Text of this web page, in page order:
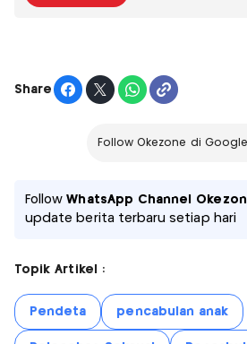
Share
Follow Okezone di
FollowWhatsApp Channel
update berita terbaru setiap hari
Topik Artikel :
Pendeta pencabulan anak